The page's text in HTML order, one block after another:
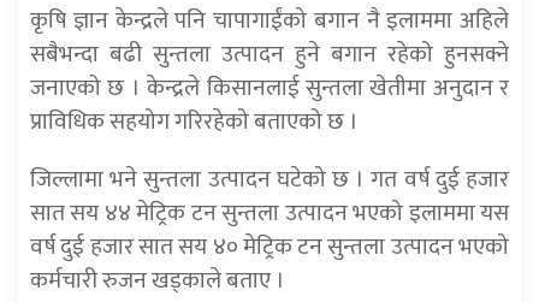
कृषि ज्ञान केन्द्रले पनि चापागाईंको बगान नै इलाममा अहिले
सबैभन्दा बढी सुन्तला उत्पादन हुने बगान रहेको हुनसक्ने
जनाएको छ । केन्द्रले किसानलाई सुन्तला खेतीमा अनुदान र
प्राविधिक सहयोग गरिरहेको बताएको छ ।
जिल्लामा भने सुन्तला उत्पादन घटेको छ । गत वर्ष दुई हजार
सात सय ४४ मेट्रिक टन सुन्तला उत्पादन भएको इलाममा यस
वर्ष दुई हजार सात सय ४० मेट्रिक टन सुन्तला उत्पादन भएको
कर्मचारी रुजन खड्काले बताए ।